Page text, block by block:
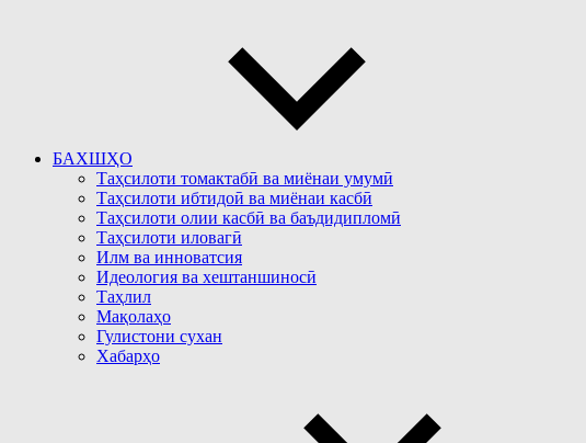
БАХШҲО
Таҳсилоти томактабӣ ва миёнаи умумӣ
Таҳсилоти ибтидоӣ ва миёнаи касбӣ
Таҳсилоти олии касбӣ ва баъдидипломӣ
Таҳсилоти иловагӣ
Илм ва инноватсия
Идеология ва хештаншиносӣ
Таҳлил
Мақолаҳо
Гулистони сухан
Хабарҳо